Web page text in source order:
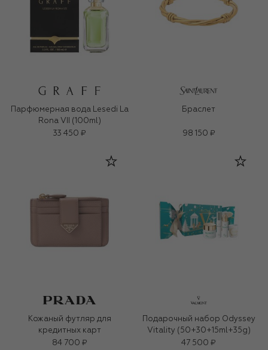
Парфюмерная вода Lesedi La
Rona VII (100ml)
33 450 ₽
Браслет
98 150 ₽
Кожаный футляр для
кредитных карт
84 700 ₽
Подарочный набор Odyssey
Vitality (50+30+15ml+35g)
47 500 ₽